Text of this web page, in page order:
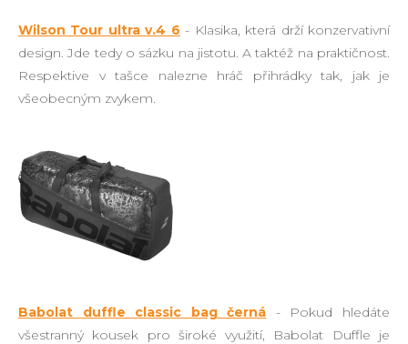
Wilson Tour ultra v.4 6 - Klasika, která drží konzervativní
design. Jde tedy o sázku na jistotu. A taktéž na praktičnost.
Respektive v tašce nalezne hráč přihrádky tak, jak je
všeobecným zvykem.
Babolat duffle classic bag černá - Pokud hledáte
všestranný kousek pro široké využití, Babolat Duffle je